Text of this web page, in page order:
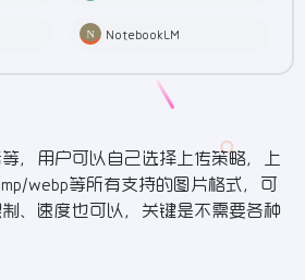
NotebookLM
，用户可以自己选择上传策略，上
webp等所有支持的图片格式，可
、速度也可以，关键是不需要各种